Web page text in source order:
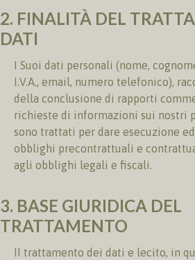
2. FINALITÀ DEL
DATI
I Suoi dati personali (nome,
I.V.A., email, numero telefonico),
della conclusione di rapporti
richieste di informazioni sui nostri
sono trattati per dare esecuzione
obblighi precontrattuali e
agli obblighi legali e fiscali.
3. BASE GIURIDICA DEL
TRATTAMENTO
II trattamento dei dati e lecito, in